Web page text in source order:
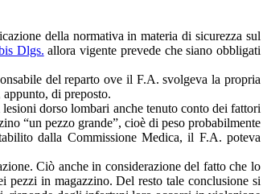
della normativa in materia di sicurezza sul
Dlgs. allora vigente prevede che siano obbligati
del reparto ove il F.A. svolgeva la propria
di preposto.
dorso lombari anche tenuto conto dei fattori
“un pezzo grande”, cioè di peso probabilmente
dalla Commissione Medica, il F.A. poteva
Ciò anche in considerazione del fatto che lo
pezzi in magazzino. Del resto tale conclusione si